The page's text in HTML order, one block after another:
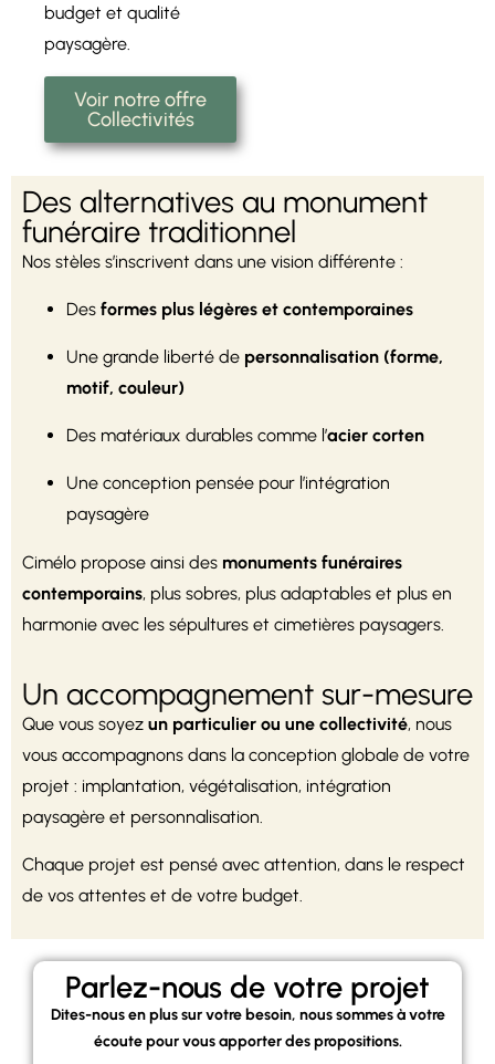
budget et qualité
paysagère.
Voir notre offre
Collectivités
Des alternatives au monument
funéraire traditionnel
Nos stèles s’inscrivent dans une vision différente :
Des formes plus légères et contemporaines
Une grande liberté de personnalisation (forme,
motif, couleur)
Des matériaux durables comme l’acier corten
Une conception pensée pour l’intégration
paysagère
Cimélo propose ainsi des monuments funéraires
contemporains, plus sobres, plus adaptables et plus en
harmonie avec les sépultures et cimetières paysagers.
Un accompagnement sur-mesure
Que vous soyez un particulier ou une collectivité, nous
vous accompagnons dans la conception globale de votre
projet : implantation, végétalisation, intégration
paysagère et personnalisation.
Chaque projet est pensé avec attention, dans le respect
de vos attentes et de votre budget.
Parlez-nous de votre projet
Dites-nous en plus sur votre besoin, nous sommes à votre
écoute pour vous apporter des propositions.